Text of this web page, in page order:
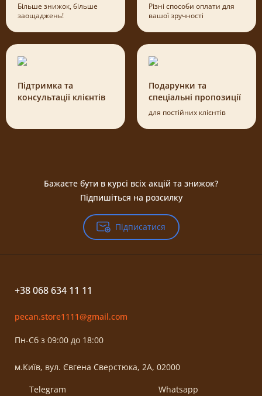
Більше знижок, більше
заощаджень!
Різні способи оплати для
вашої зручності
Підтримка та
консультації клієнтів
Подарунки та
спеціальні пропозиції
для постійних клієнтів
Бажаєте бути в курсі всіх акцій та знижок?
Підпишіться на розсилку
Підписатися
+38 068 634 11 11
pecan.store1111@gmail.com
Пн-Сб з 09:00 до 18:00
м.Київ, вул. Євгена Сверстюка, 2А, 02000
Telegram Whatsapp